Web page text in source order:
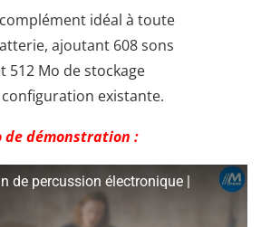
idéal à toute
ajoutant 608 sons
512 Mo de stockage
existante.
de démonstration :
de percussion électronique |